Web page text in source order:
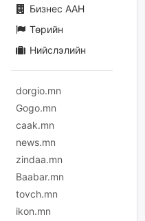
Бизнес ААН
Төрийн
Нийслэлийн
dorgio.mn
Gogo.mn
caak.mn
news.mn
zindaa.mn
Baabar.mn
tovch.mn
ikon.mn